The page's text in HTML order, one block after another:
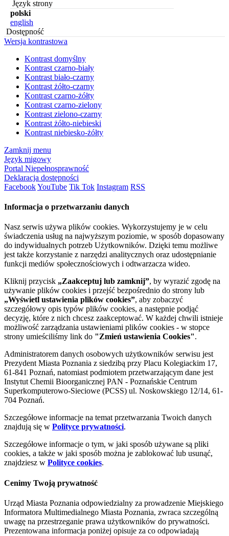
Język strony
polski
english
Dostępność
Wersja kontrastowa
Kontrast domyślny
Kontrast czarno-biały
Kontrast biało-czarny
Kontrast żółto-czarny
Kontrast czarno-żółty
Kontrast czarno-zielony
Kontrast zielono-czarny
Kontrast żółto-niebieski
Kontrast niebiesko-żółty
Zamknij menu
Język migowy
Portal Niepełnosprawność
Deklaracja dostępności
FacebookYouTube Tik Tok Instagram RSS
Informacja o przetwarzaniu danych
Nasz serwis używa plików cookies. Wykorzystujemy je w celu
świadczenia usług na najwyższym poziomie, w sposób dopasowany
do indywidualnych potrzeb Użytkowników. Dzięki temu możliwe
jest także korzystanie z narzędzi analitycznych oraz udostępnianie
funkcji mediów społecznościowych i odtwarzacza wideo.
Kliknij przycisk „Zaakceptuj lub zamknij”, by wyrazić zgodę na
używanie plików cookies i przejść bezpośrednio do strony lub
„Wyświetl ustawienia plików cookies”, aby zobaczyć
szczegółowy opis typów plików cookies, a następnie podjąć
decyzję, które z nich chcesz zaakceptować. W każdej chwili istnieje
możliwość zarządzania ustawieniami plików cookies - w stopce
strony umieściliśmy link do "Zmień ustawienia Cookies".
Administratorem danych osobowych użytkowników serwisu jest
Prezydent Miasta Poznania z siedzibą przy Placu Kolegiackim 17,
61-841 Poznań, natomiast podmiotem przetwarzającym dane jest
Instytut Chemii Bioorganicznej PAN - Poznańskie Centrum
Superkomputerowo-Sieciowe (PCSS) ul. Noskowskiego 12/14, 61-
704 Poznań.
Szczegółowe informacje na temat przetwarzania Twoich danych
znajdują się w Polityce prywatności.
Szczegółowe informacje o tym, w jaki sposób używane są pliki
cookies, a także w jaki sposób można je zablokować lub usunąć,
znajdziesz w Polityce cookies.
Cenimy Twoją prywatność
Urząd Miasta Poznania odpowiedzialny za prowadzenie Miejskiego
Informatora Multimedialnego Miasta Poznania, zwraca szczególną
uwagę na przestrzeganie prawa użytkowników do prywatności.
Prezentowana informacja poniżej opisuje za co odpowiadają